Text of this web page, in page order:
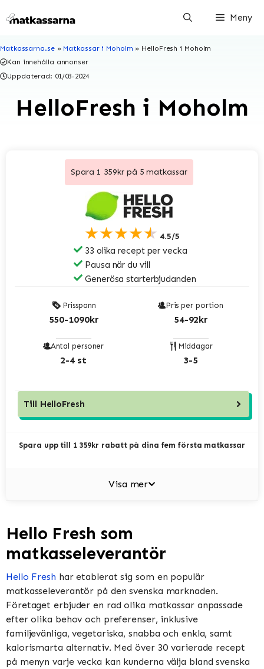
till
Meny
Matkassarna.se» Matkassar i Moholm » HelloFresh i Moholm
Kan innehålla annonser
Uppdaterad: 01/03-2024
HelloFresh i Moholm
Spara 1 359kr på 5 matkassar
★★★★★ 4.5/5
33 olika recept per vecka
Pausa när du vill
Generösa starterbjudanden
Prisspann
550-1090kr
Pris per portion
54-92kr
Antal personer
2-4 st
Middagar
3-5
Till HelloFresh
Spara upp till 1 359kr rabatt på dina fem första matkassar
Visa mer
Hello Fresh som
matkasseleverantör
Hello Fresh har etablerat sig som en populär
matkasseleverantör på den svenska marknaden.
Företaget erbjuder en rad olika matkassar anpassade
efter olika behov och preferenser, inklusive
familjevänliga, vegetariska, snabba och enkla, samt
kalorismarta alternativ. Med över 30 varierade recept
på menyn varje vecka kan kunderna välja bland svenska